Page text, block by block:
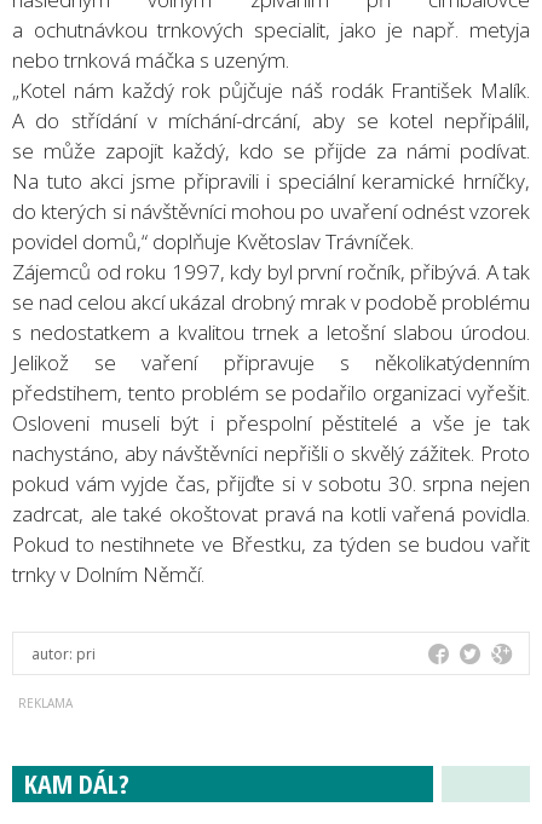
a ochutnávkou trnkových specialit, jako je např. metyja
nebo trnková máčka s uzeným.
„Kotel nám každý rok půjčuje náš rodák František Malík.
A do střídání v míchání-drcání, aby se kotel nepřipálil,
se může zapojit každý, kdo se přijde za námi podívat.
Na tuto akci jsme připravili i speciální keramické hrníčky,
do kterých si návštěvníci mohou po uvaření odnést vzorek
povidel domů,“ doplňuje Květoslav Trávníček.
Zájemců od roku 1997, kdy byl první ročník, přibývá. A tak
se nad celou akcí ukázal drobný mrak v podobě problému
s nedostatkem a kvalitou trnek a letošní slabou úrodou.
Jelikož se vaření připravuje s několikatýdenním
předstihem, tento problém se podařilo organizaci vyřešit.
Osloveni museli být i přespolní pěstitelé a vše je tak
nachystáno, aby návštěvníci nepřišli o skvělý zážitek. Proto
pokud vám vyjde čas, přijďte si v sobotu 30. srpna nejen
zadrcat, ale také okoštovat pravá na kotli vařená povidla.
Pokud to nestihnete ve Břestku, za týden se budou vařit
trnky v Dolním Němčí.
autor: pri
KAM DÁL?